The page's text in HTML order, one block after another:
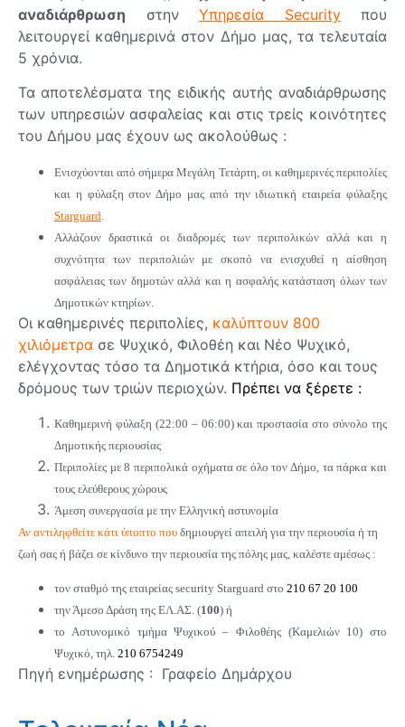
αναδιάρθρωση στην Υπηρεσία Securityπου
λειτουργεί καθημερινά στον Δήμο μας, τα τελευταία
5 χρόνια.
Τα αποτελέσματα της ειδικής αυτής αναδιάρθρωσης
των υπηρεσιών ασφαλείας και στις τρείς κοινότητες
του Δήμου μας έχουν ως ακολούθως :
Ενισχύονται από σήμερα Μεγάλη Τετάρτη, οι καθημερινές περιπολίες
και η φύλαξη στον Δήμο μας από την ιδιωτική εταιρεία φύλαξης
Starguard
Αλλάζουν δραστικά οι διαδρομές των περιπολικών αλλά και η
συχνότητα των περιπολιών με σκοπό να ενισχυθεί η αίσθηση
ασφάλειας των δημοτών αλλά και η ασφαλής κατάσταση όλων των
Δημοτικών κτηρίων.
Οι καθημερινές περιπολίες, καλύπτουν 800
χιλιόμετρα σε Ψυχικό, Φιλοθέη και Νέο Ψυχικό,
ελέγχοντας τόσο τα Δημοτικά κτήρια, όσο και τους
δρόμους των τριών περιοχών. Πρέπει να ξέρετε :
Καθημερινή φύλαξη (22:00 – 06:00) και προστασία στο σύνολο της
Δημοτικής περιουσίας
Περιπολίες με 8 περιπολικά οχήματα σε όλο τον Δήμο, τα πάρκα και
τους ελεύθερους χώρους
Άμεση συνεργασία με την Ελληνική αστυνομία
Αν αντιληφθείτε κάτι ύποπτο που δημιουργεί απειλή για την περιουσία ή τη
ζωή σας ή βάζει σε κίνδυνο την περιουσία της πόλης μας, καλέστε αμέσως :
τον σταθμό της εταιρείας security Starguard στο 210 67 20 100
την Άμεσο Δράση της ΕΛ.ΑΣ. (100) ή
το Αστυνομικό τμήμαΨυχικού – Φιλοθέης (Καμελιών 10) στο
Ψυχικό, τηλ. 210 6754249
Πηγή ενημέρωσης : Γραφείο Δημάρχου